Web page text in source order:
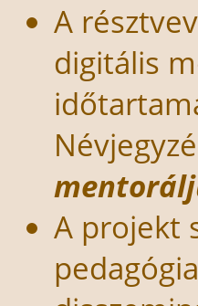
A
digitális
A projekt